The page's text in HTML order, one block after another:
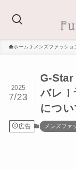
ホーム メンズファッショ
G-Star
バレ！
につい
2025
7/23
広告 メンズファ